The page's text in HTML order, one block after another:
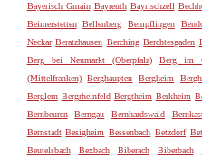
Bayerisch Gmain Bayreuth Bayrischzell
Beimerstetten
Bellenberg Bempflingen
Neckar Beratzhausen Berching Berchtesgaden
Berg bei Neumarkt (Oberpfalz)
Berg im
(Mittelfranken)
Berghaupten Bergheim
Berglern Bergrheinfeld Bergtheim Berkheim
Bernbeuren
Berngau Bernhardswald
Bernstadt Besigheim Bessenbach Betzdorf
Beutelsbach
Bexbach Biberach Biberbach